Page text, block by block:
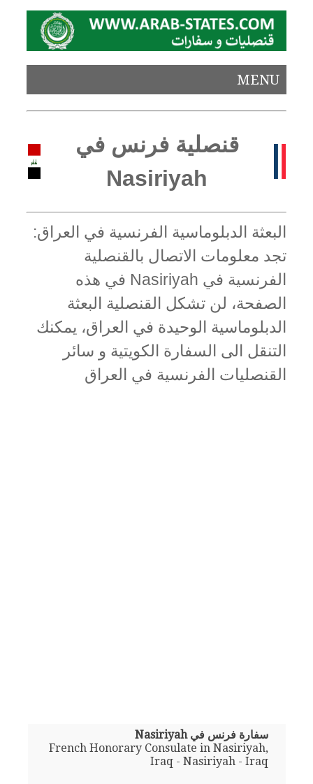
MENU
قنصلية فرنس في
Nasiriyah
البعثة الدبلوماسية الفرنسية في العراق:
تجد معلومات الاتصال بالقنصلية
الفرنسية في Nasiriyah في هذه
الصفحة، لن تشكل القنصلية البعثة
الدبلوماسية الوحيدة في العراق، يمكنك
التنقل الى السفارة الكويتية و سائر
القنصليات الفرنسية في العراق
سفارة فرنس في Nasiriyah
French Honorary Consulate in Nasiriyah,
Iraq - Nasiriyah - Iraq